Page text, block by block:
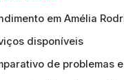
em Amélia
disponíveis
de problemas